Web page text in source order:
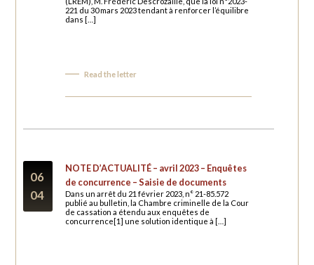
221 du 30 mars 2023 tendant à renforcer l’équilibre
dans […]
Read the letter
06
04
NOTE D’ACTUALITÉ – avril 2023 – Enquêtes
de concurrence – Saisie de documents
Dans un arrêt du 21 février 2023, n° 21-85.572
publié au bulletin, la Chambre criminelle de la Cour
de cassation a étendu aux enquêtes de
concurrence[1] une solution identique à […]